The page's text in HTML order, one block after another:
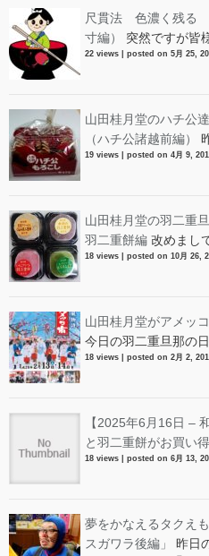
尺貫法 色濃く残る
寸編）
突然ですが皆
22 views posted on 5月 25,
山田桂月堂のハチ公
（ハチ公諸越前編）
19 views posted on 4月 9,
山田桂月堂の羽二重
羽二重餅編 改めまし
18 views posted on 10月 26,
山田桂月堂がアメッ
今日の羽二重旦那の日
18 views posted on 2月 2,
【2025年6月16日 –
と羽二重餅がお買い
18 views posted on 6月 13,
夢をかなえるタクえ
スガワラ後編」
昨日